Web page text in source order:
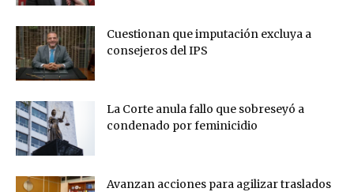
Cuestionan que imputación excluya a
consejeros del IPS
La Corte anula fallo que sobreseyó a
condenado por feminicidio
Avanzan acciones para agilizar traslados